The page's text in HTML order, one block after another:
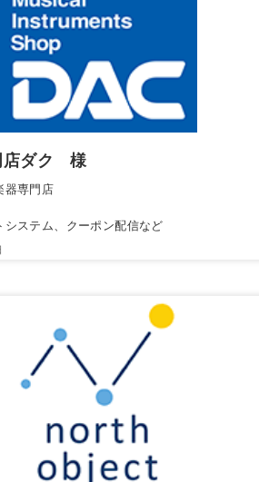
店ダク 様
器専門店
システム、クーポン配信など